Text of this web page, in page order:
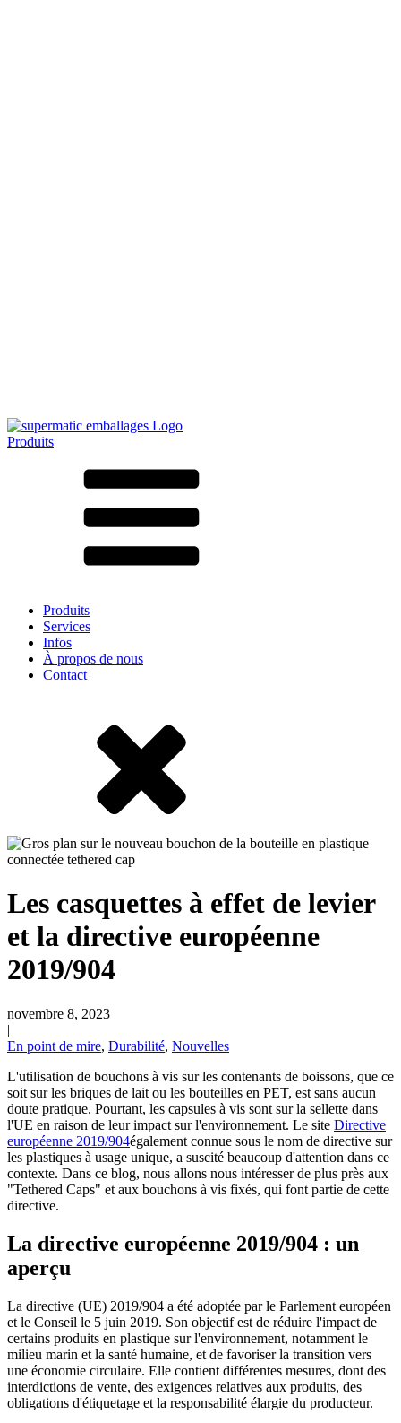
Produits
Sachets et bag-in-box
Produits chimiques (267)
Boîtes(73)
Pulvérisateur fin(8)
Bouteilles(519)
Bouteilles Hotfill(6)
Bidon(21)
Produits
Services
Infos
À propos de nous
Contact
Les casquettes à effet de levier
et la directive européenne
2019/904
novembre 8, 2023
|
En point de mire, Durabilité, Nouvelles
L'utilisation de bouchons à vis sur les contenants de boissons, que ce
soit sur les briques de lait ou les bouteilles en PET, est sans aucun
doute pratique. Pourtant, les capsules à vis sont sur la sellette dans
l'UE en raison de leur impact sur l'environnement. Le site Directive
européenne 2019/904également connue sous le nom de directive sur
les plastiques à usage unique, a suscité beaucoup d'attention dans ce
contexte. Dans ce blog, nous allons nous intéresser de plus près aux
"Tethered Caps" et aux bouchons à vis fixés, qui font partie de cette
directive.
La directive européenne 2019/904 : un
aperçu
La directive (UE) 2019/904 a été adoptée par le Parlement européen
et le Conseil le 5 juin 2019. Son objectif est de réduire l'impact de
certains produits en plastique sur l'environnement, notamment le
milieu marin et la santé humaine, et de favoriser la transition vers
une économie circulaire. Elle contient différentes mesures, dont des
interdictions de vente, des exigences relatives aux produits, des
obligations d'étiquetage et la responsabilité élargie du producteur.